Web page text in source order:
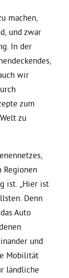
machen,
und zwar
In der
wir
zum
zu
Regionen
ist. „Hier ist
Denn
Auto
und
Mobilität
ländliche